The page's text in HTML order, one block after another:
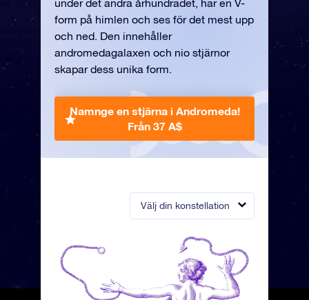
Välj din konstellation
under det andra århundradet, har en V-
form på himlen och ses för det mest upp
och ned. Den innehåller
andromedagalaxen och nio stjärnor
skapar dess unika form.
Namnge en stjärna i Andromeda!
Från 37 A$